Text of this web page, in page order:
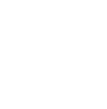
ンジャ？→スタイリ...